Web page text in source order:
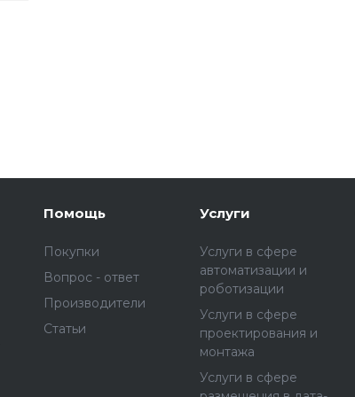
Помощь
Покупки
Вопрос - ответ
Производители
Статьи
Услуги
Услуги в сфере
автоматизации и
роботизации
Услуги в сфере
проектирования и
монтажа
Услуги в сфере